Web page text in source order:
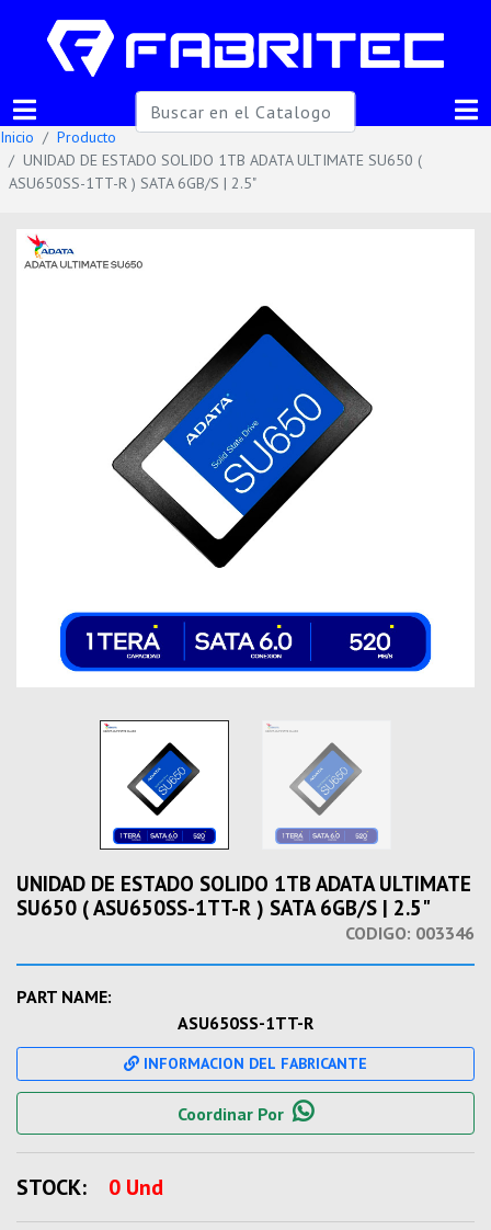
Inicio
Producto
UNIDAD DE ESTADO SOLIDO 1TB ADATA ULTIMATE SU650 (
ASU650SS-1TT-R ) SATA 6GB/S | 2.5"
UNIDAD DE ESTADO SOLIDO 1TB ADATA ULTIMATE
SU650 ( ASU650SS-1TT-R ) SATA 6GB/S | 2.5"
CODIGO: 003346
PART NAME:
ASU650SS-1TT-R
INFORMACION DEL FABRICANTE
Coordinar Por
STOCK: 0 Und